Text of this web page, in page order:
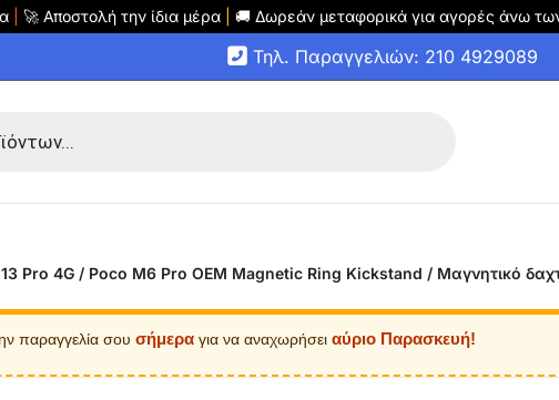
🚀 Αποστολή την ίδια μέρα 🚚 Δωρεάν μεταφορικά για αγορές άνω
Τηλ. Παραγγελιών: 210 4929089
Pro 4G / Poco M6 Pro OEM Magnetic Ring Kickstand / Μαγνητικό
παραγγελία σου σήμεραγια να αναχωρήσει αύριο Παρασκευή!